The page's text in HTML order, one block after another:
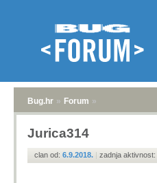
Bug.hr » Forum »
Jurica314
clan od: 6.9.2018. | zadnja aktivnost: